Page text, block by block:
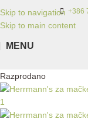
Skip to navigation
Skip to main content
+386
MENU
Razprodano